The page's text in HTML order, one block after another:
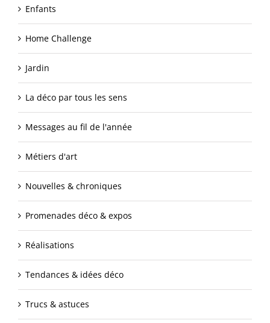
Enfants
Home Challenge
Jardin
La déco par tous les sens
Messages au fil de l'année
Métiers d'art
Nouvelles & chroniques
Promenades déco & expos
Réalisations
Tendances & idées déco
Trucs & astuces